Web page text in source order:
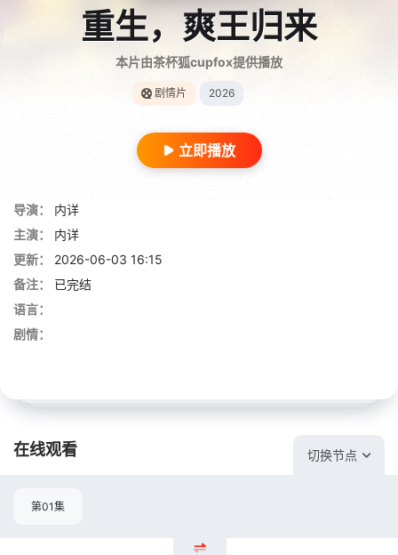
重生，爽王归来
本片由茶杯狐cupfox提供播放
剧情片 2026
立即播放
导演：
内详
主演：
内详
更新：
2026-06-03 16:15
备注：
已完结
语言：
剧情：
在线观看 切换节点
第01集